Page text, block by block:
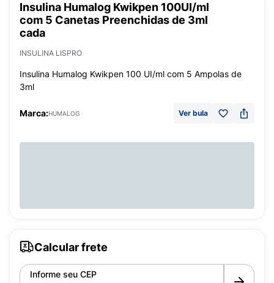
Insulina Humalog Kwikpen 100UI/ml
com 5 Canetas Preenchidas de 3ml
cada
INSULINA LISPRO
Insulina Humalog Kwikpen 100 UI/ml com 5 Ampolas de
3ml
Marca:HUMALOG Ver bula
Calcular frete
Informe seu CEP